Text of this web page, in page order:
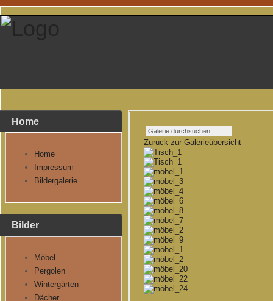
Home
Home
Impressum
Bildergalerie
Bilder
Möbel
Pergolen
Wintergärten
Dächer
Zurück zur Galerieübersicht